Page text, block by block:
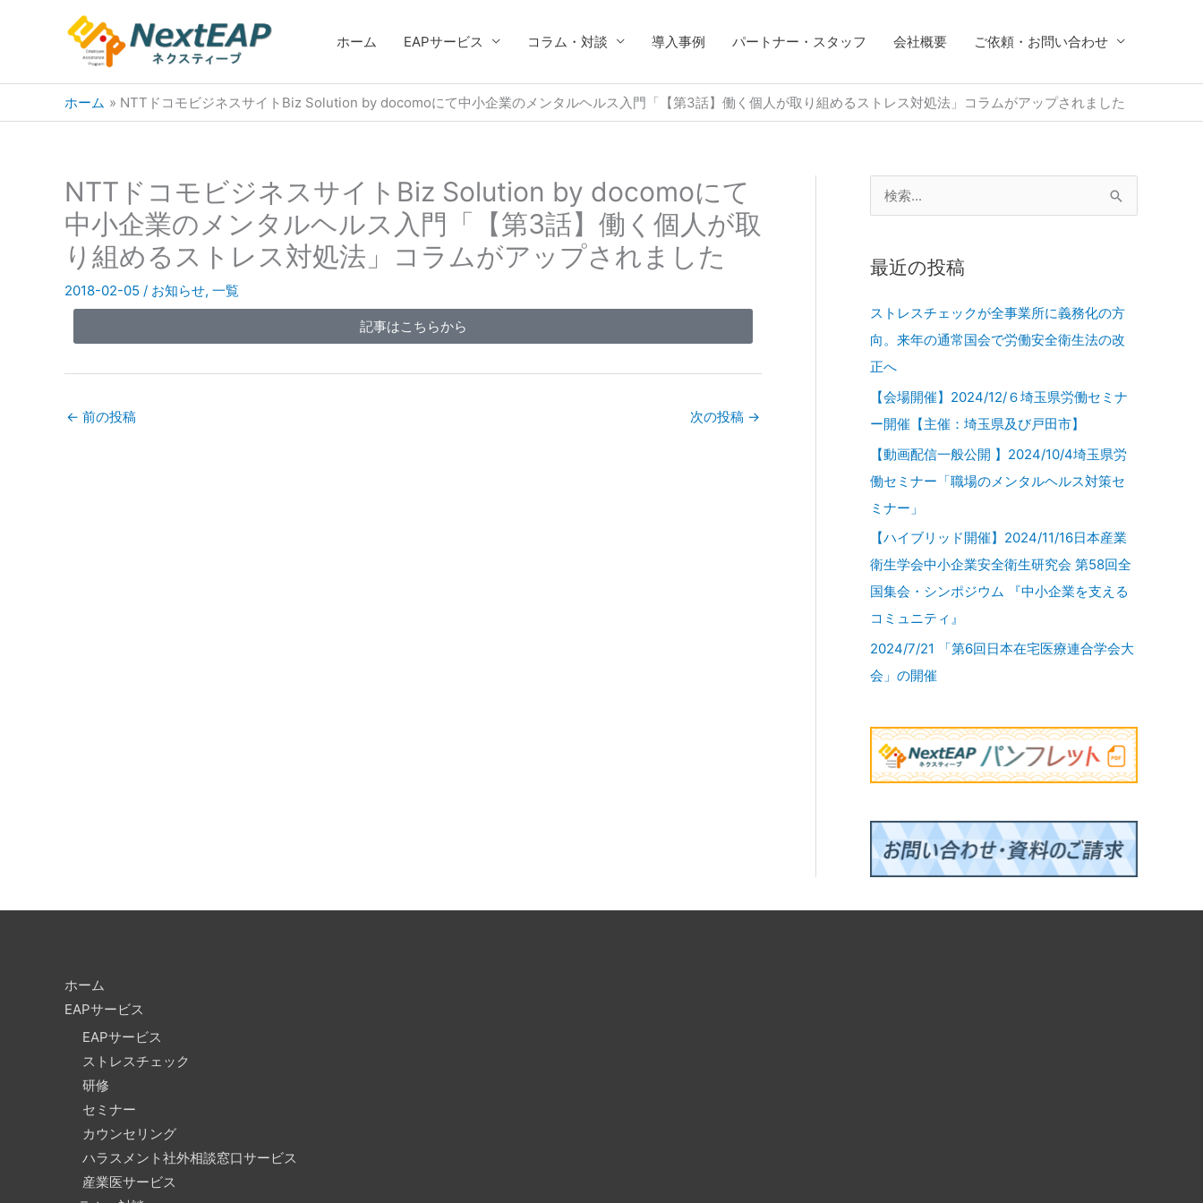
ス
ホーム EAPサービス コラム・対談 導入事例 パートナー・スタッフ 会社概要 ご依頼・お問い合わせ
ホーム NTTドコモビジネスサイトBiz Solution by docomoにて中小企業のメンタルヘルス入門「【第3話】働く個人が取り組めるストレス対処法」コラムがアップされました
NTTドコモビジネスサイトBiz Solution by docomoにて
中小企業のメンタルヘルス入門「【第3話】働く個人が取
り組めるストレス対処法」コラムがアップされました
2018-02-05 / お知らせ, 一覧
記事はこちらから
← 前の投稿 次の投稿 →
象
:
最近の投稿
ストレスチェックが全事業所に義務化の方
向。来年の通常国会で労働安全衛生法の改
正へ
【会場開催】2024/12/６埼玉県労働セミナ
ー開催【主催：埼玉県及び戸田市】
【動画配信一般公開 】2024/10/4埼玉県労
働セミナー「職場のメンタルヘルス対策セ
ミナー」
【ハイブリッド開催】2024/11/16日本産業
衛生学会中小企業安全衛生研究会 第58回全
国集会・シンポジウム 『中小企業を支える
コミュニティ』
2024/7/21 「第6回日本在宅医療連合学会大
会」の開催
ホーム
EAPサービス
EAPサービス
ストレスチェック
研修
セミナー
カウンセリング
ハラスメント社外相談窓口サービス
産業医サービス